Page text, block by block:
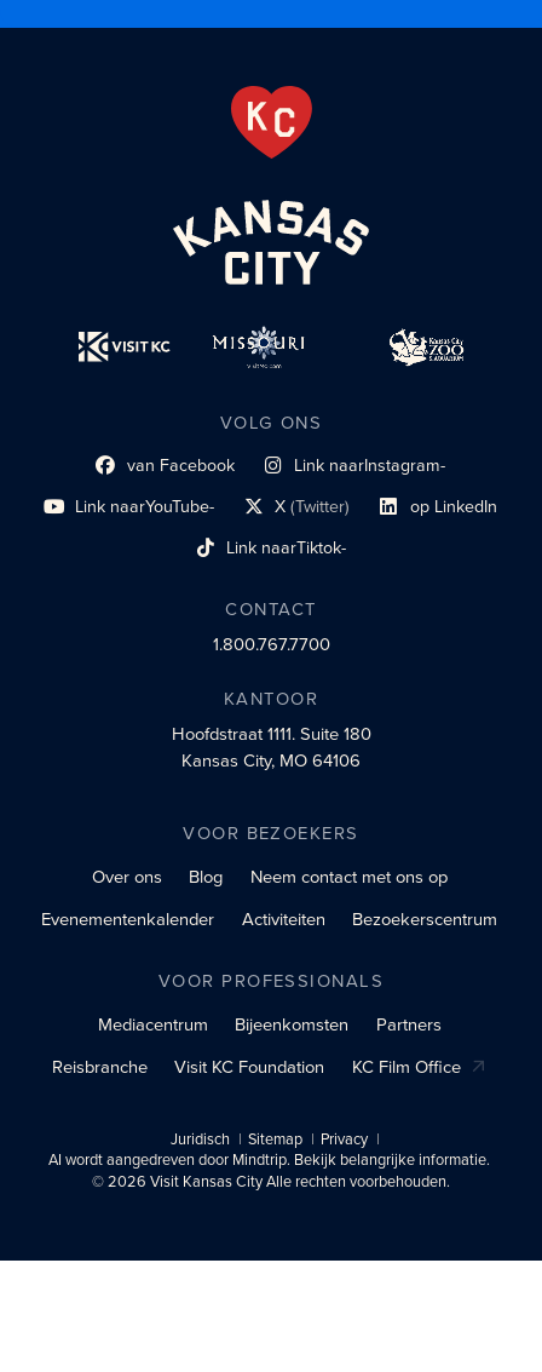
VOLG ONS
Link naar sociaal profiel
van Facebook Link naarInstagram-
sociaal profiel
Link naarYouTube-
sociaal profiel X(Twitter)
sociaal profiellink Link naar sociaal
op LinkedIn
Link naarTiktok-
sociaalprofiel
CONTACT
1.800.767.7700
KANTOOR
Hoofdstraat 1111.Suite 180
Kansas City, MO 64106
VOOR BEZOEKERS
Over ons
Blog
Neem contact met ons op
Evenementenkalender
Activiteiten Bezoekerscentrum
VOOR PROFESSIONALS
Mediacentrum
Bijeenkomsten
Partners
Reisbranche
Visit KC Foundation KC Film Office
Juridisch Sitemap
Privacy
AI wordt aangedreven door Mindtrip. Bekijk belangrijke informatie.
© 2026 Visit Kansas City Alle rechten voorbehouden.